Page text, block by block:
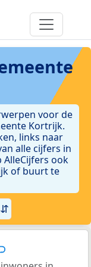
voor de
Kortrijk.
links naar
alle cijfers in
AlleCijfers ook
of buurt te